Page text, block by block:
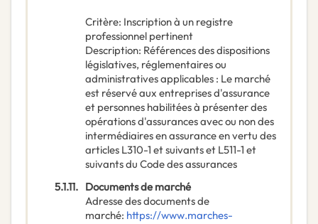
Critère: Inscription à un registre
professionnel pertinent
Description: Références des dispositions
législatives, réglementaires ou
administratives applicables : Le marché
est réservé aux entreprises d'assurance
et personnes habilitées à présenter des
opérations d'assurances avec ou non des
intermédiaires en assurance en vertu des
articles L310-1 et suivants et L511-1 et
suivants du Code des assurances
5.1.11. Documents de marché
Adresse des documents de
marché: https://www.marches-